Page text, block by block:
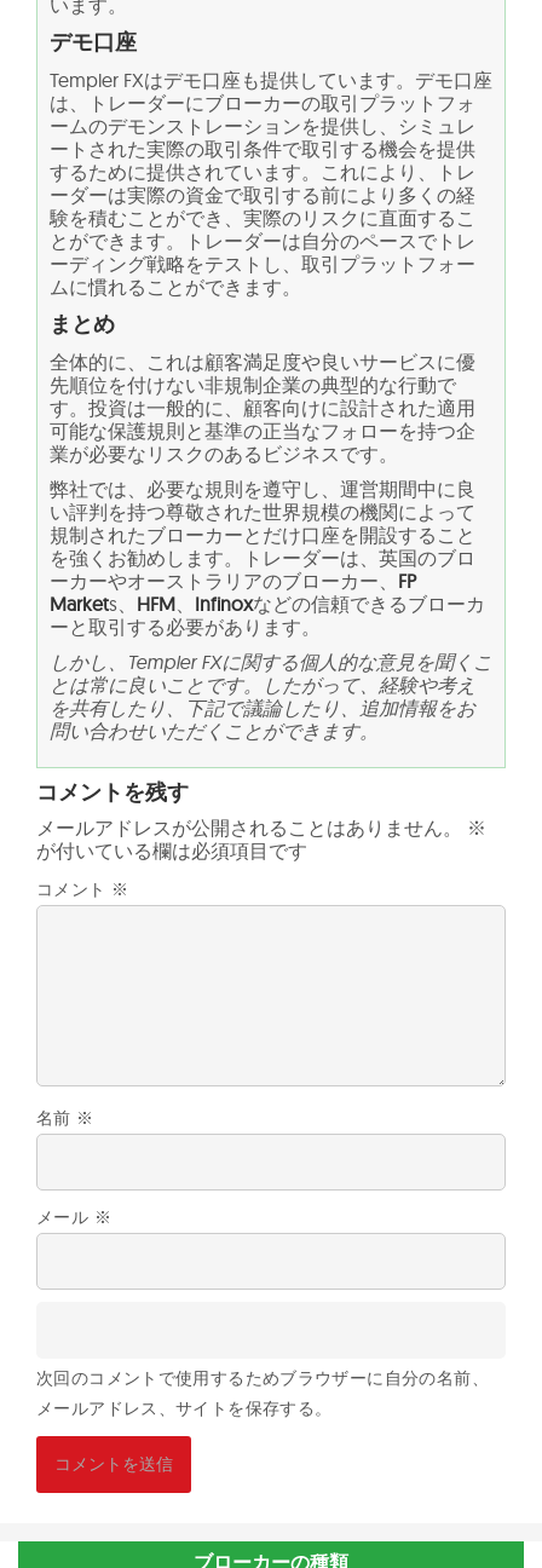
デモ口座
Templer FXはデモ口座も提供しています。デモ口座
は、トレーダーにブローカーの取引プラットフォ
ームのデモンストレーションを提供し、シミュレ
ートされた実際の取引条件で取引する機会を提供
するために提供されています。これにより、トレ
ーダーは実際の資金で取引する前により多くの経
験を積むことができ、実際のリスクに直面するこ
とができます。トレーダーは自分のペースでトレ
ーディング戦略をテストし、取引プラットフォー
ムに慣れることができます。
まとめ
全体的に、これは顧客満足度や良いサービスに優
先順位を付けない非規制企業の典型的な行動で
す。投資は一般的に、顧客向けに設計された適用
可能な保護規則と基準の正当なフォローを持つ企
業が必要なリスクのあるビジネスです。
弊社では、必要な規則を遵守し、運営期間中に良
い評判を持つ尊敬された世界規模の機関によって
規制されたブローカーとだけ口座を開設すること
を強くお勧めします。トレーダーは、英国のブロ
ーカーやオーストラリアのブローカー、 FP
Markets、 HFM Infinoxなどの信頼できるブローカ
ーと取引する必要があります。
しかし、Templer FXに関する個人的な意見を聞くこ
とは常に良いことです。したがって、経験や考え
を共有したり、下記で議論したり、追加情報をお
問い合わせいただくことができます。
コメントを残す
メールアドレスが公開されることはありません。
※
が付いている欄は必須項目です
コメント ※
名前 ※
メール ※
次回のコメントで使用するためブラウザーに自分の名前、
メールアドレス、サイトを保存する。
ブローカーの種類